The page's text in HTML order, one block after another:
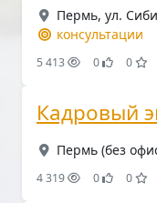
Пермь, ул.
консультации
5 413 0 0
Кадровый
Пермь (без
4 319 0 0